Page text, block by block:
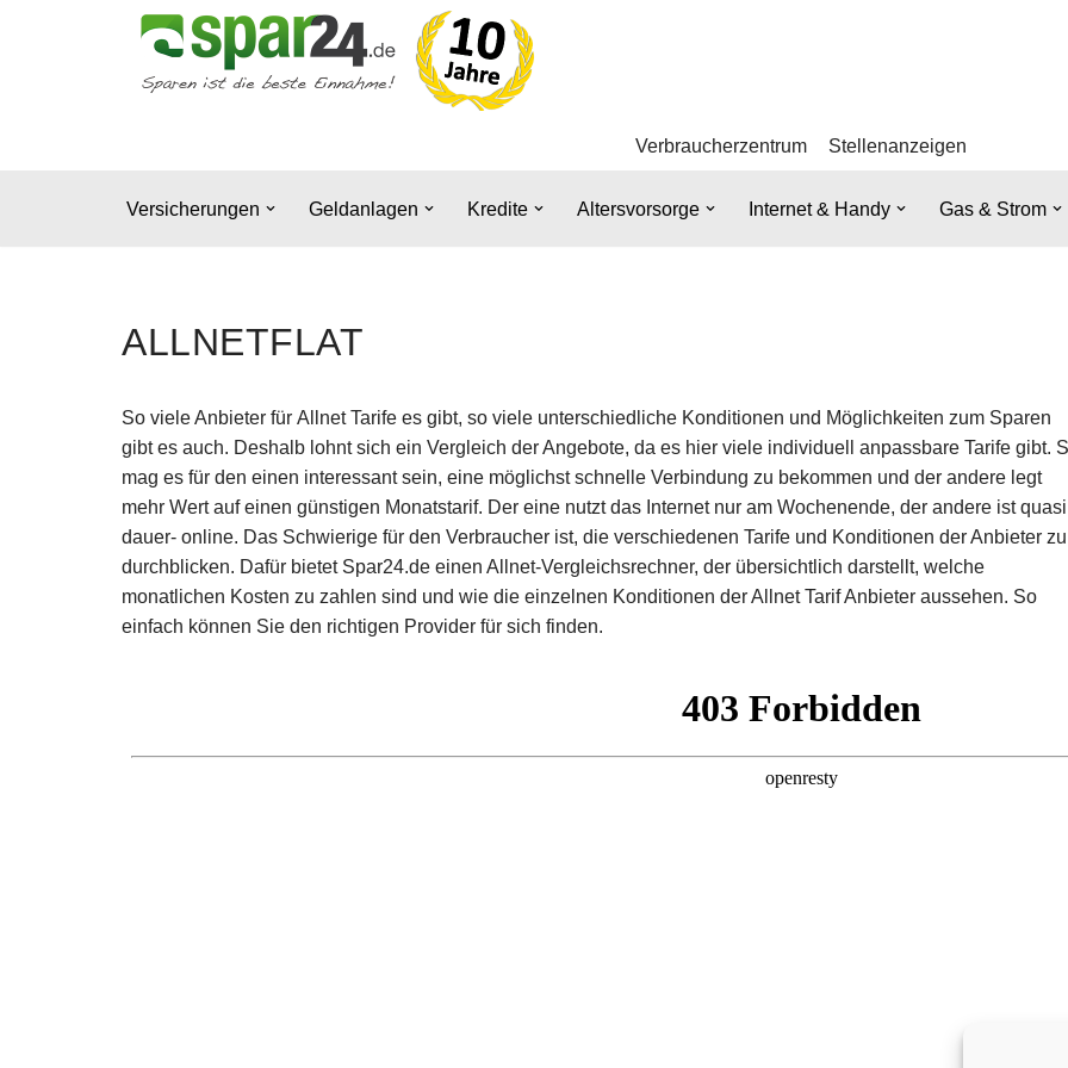
Verbraucherzentrum
Stellenanzeigen
Versicherungen Geldanlagen Kredite Altersvorsorge Internet & Handy Gas & Strom
ALLNETFLAT
So viele Anbieter für Allnet Tarife es gibt, so viele unterschiedliche Konditionen und Möglichkeiten zum Sparen
gibt es auch. Deshalb lohnt sich ein Vergleich der Angebote, da es hier viele individuell anpassbare Tarife gibt.
mag es für den einen interessant sein, eine möglichst schnelle Verbindung zu bekommen und der andere legt
mehr Wert auf einen günstigen Monatstarif. Der eine nutzt das Internet nur am Wochenende, der andere ist quasi
dauer- online. Das Schwierige für den Verbraucher ist, die verschiedenen Tarife und Konditionen der Anbieter zu
durchblicken. Dafür bietet Spar24.de einen Allnet-Vergleichsrechner, der übersichtlich darstellt, welche
monatlichen Kosten zu zahlen sind und wie die einzelnen Konditionen der Allnet Tarif Anbieter aussehen. So
einfach können Sie den richtigen Provider für sich finden.